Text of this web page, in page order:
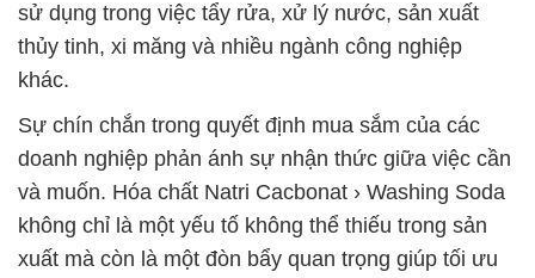
sử dụng trong việc tẩy rửa, xử lý nước, sản xuất
thủy tinh, xi măng và nhiều ngành công nghiệp
khác.
Sự chín chắn trong quyết định mua sắm của các
doanh nghiệp phản ánh sự nhận thức giữa việc cần
và muốn. Hóa chất Natri Cacbonat › Washing Soda
không chỉ là một yếu tố không thể thiếu trong sản
xuất mà còn là một đòn bẩy quan trọng giúp tối ưu